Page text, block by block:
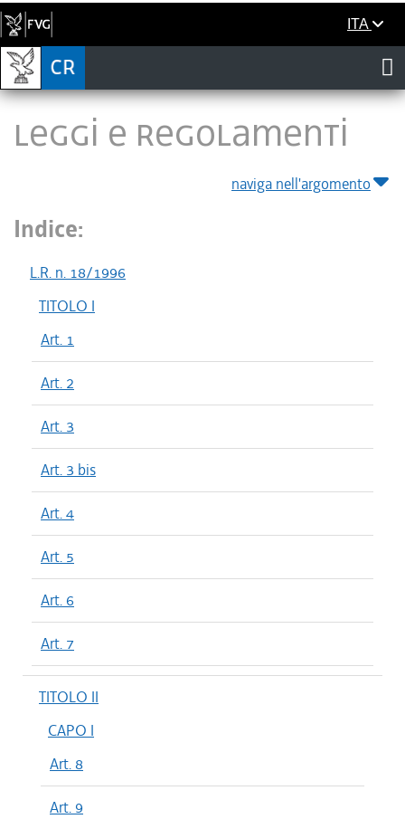
ITA
LEGGI E REGOLAMENTI
naviga nell'argomento
Indice:
L.R. n. 18/1996
TITOLO I
Art. 1
Art. 2
Art. 3
Art. 3 bis
Art. 4
Art. 5
Art. 6
Art. 7
TITOLO II
CAPO I
Art. 8
Art. 9